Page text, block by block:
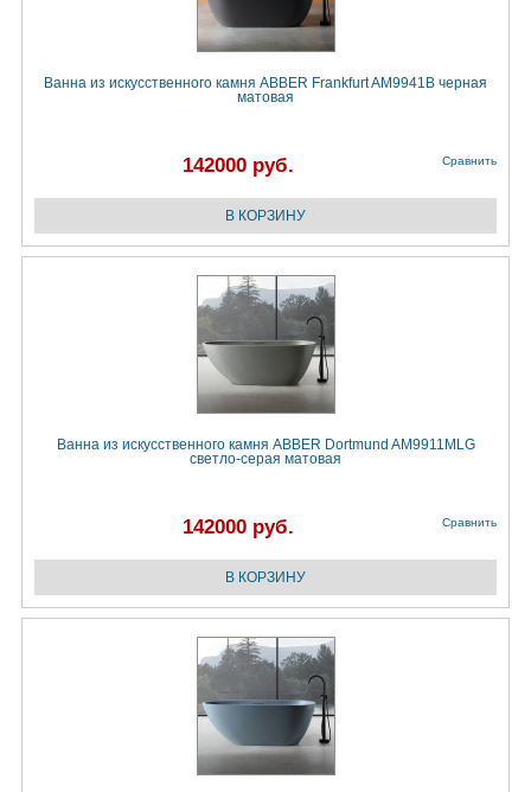
Ванна из искусственного камня ABBER Frankfurt AM9941B черная
матовая
142000 руб. Сравнить
Ванна из искусственного камня ABBER Dortmund AM9911MLG
светло-серая матовая
142000 руб. Сравнить